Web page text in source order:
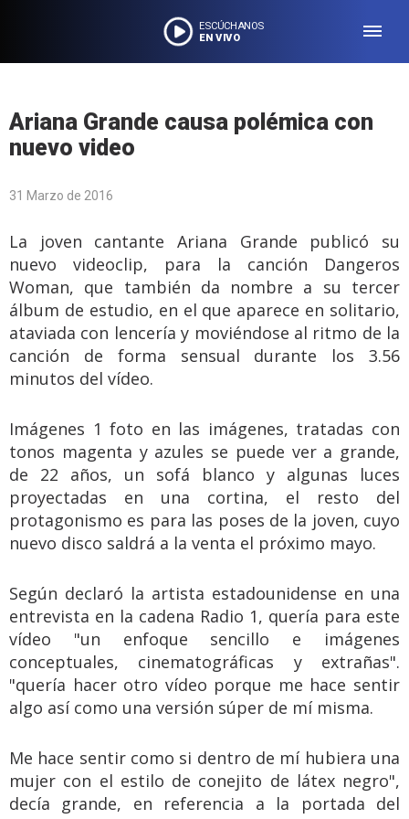
ESCÚCHANOS
EN VIVO
Ariana Grande causa polémica con
nuevo video
31 Marzo de 2016
La joven cantante Ariana Grande publicó su
nuevo videoclip, para la canción Dangeros
Woman, que también da nombre a su tercer
álbum de estudio, en el que aparece en solitario,
ataviada con lencería y moviéndose al ritmo de la
canción de forma sensual durante los 3.56
minutos del vídeo.
Imágenes 1 foto en las imágenes, tratadas con
tonos magenta y azules se puede ver a grande,
de 22 años, un sofá blanco y algunas luces
proyectadas en una cortina, el resto del
protagonismo es para las poses de la joven, cuyo
nuevo disco saldrá a la venta el próximo mayo.
Según declaró la artista estadounidense en una
entrevista en la cadena Radio 1, quería para este
vídeo "un enfoque sencillo e imágenes
conceptuales, cinematográficas y extrañas".
"quería hacer otro vídeo porque me hace sentir
algo así como una versión súper de mí misma.
Me hace sentir como si dentro de mí hubiera una
mujer con el estilo de conejito de látex negro",
decía grande, en referencia a la portada del